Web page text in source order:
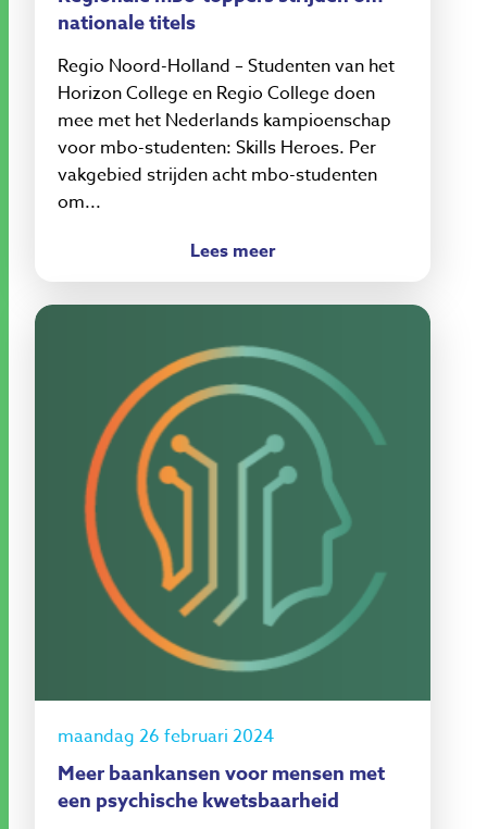
nationale titels
Regio Noord-Holland – Studenten van het
Horizon College en Regio College doen
mee met het Nederlands kampioenschap
voor mbo-studenten: Skills Heroes. Per
vakgebied strijden acht mbo-studenten
om...
Lees meer
maandag 26 februari 2024
Meer baankansen voor mensen met
een psychische kwetsbaarheid